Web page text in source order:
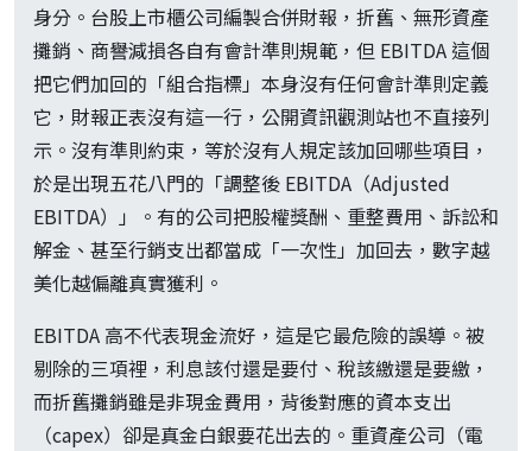
身分。台股上市櫃公司編製合併財報，折舊、無形資產
攤銷、商譽減損各自有會計準則規範，但 EBITDA 這個
把它們加回的「組合指標」本身沒有任何會計準則定義
它，財報正表沒有這一行，公開資訊觀測站也不直接列
示。沒有準則約束，等於沒有人規定該加回哪些項目，
於是出現五花八門的「調整後 EBITDA（Adjusted
EBITDA）」。有的公司把股權獎酬、重整費用、訴訟和
解金、甚至行銷支出都當成「一次性」加回去，數字越
美化越偏離真實獲利。
EBITDA 高不代表現金流好，這是它最危險的誤導。被
剔除的三項裡，利息該付還是要付、稅該繳還是要繳，
而折舊攤銷雖是非現金費用，背後對應的資本支出
（capex）卻是真金白銀要花出去的。重資產公司（電